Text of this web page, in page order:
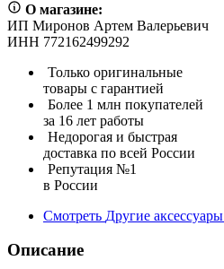
О магазине:
ИП Миронов Артем Валерьевич
ИНН 772162499292
Только оригинальные
товары с гарантией
Более 1 млн покупателей
за 16 лет работы
Недорогая и быстрая
доставка по всей России
Репутация №1
в России
Смотреть Другие аксессуары
Описание